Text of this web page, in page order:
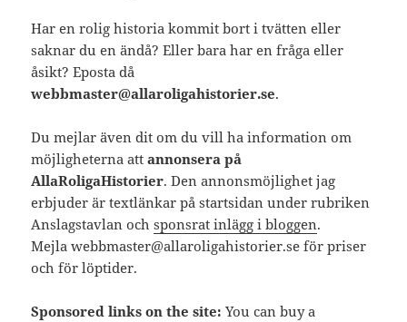
Har en rolig historia kommit bort i tvätten eller
saknar du en ändå? Eller bara har en fråga eller
åsikt? Eposta då
webbmaster@allaroligahistorier.se.
Du mejlar även dit om du vill ha information om
möjligheterna attannonsera på
AllaRoligaHistorier. Den annonsmöjlighet jag
erbjuder är textlänkar på startsidan under rubriken
Anslagstavlan ochsponsrat inlägg i bloggen.
Mejla webbmaster@allaroligahistorier.se för priser
och för löptider.
Sponsored links on the site: You can buy a